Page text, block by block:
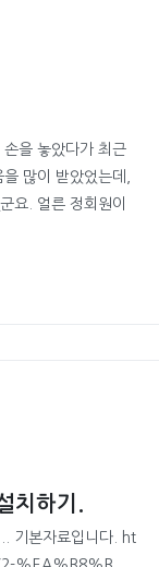
을 놓았다가 최근
많이 받았었는데,
요. 얼른 정회원이
치하기.
기본자료입니다. ht